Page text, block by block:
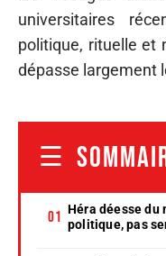
universitaires
politique, rituelle et
dépasse largement
Héra déesse du
politique, pas